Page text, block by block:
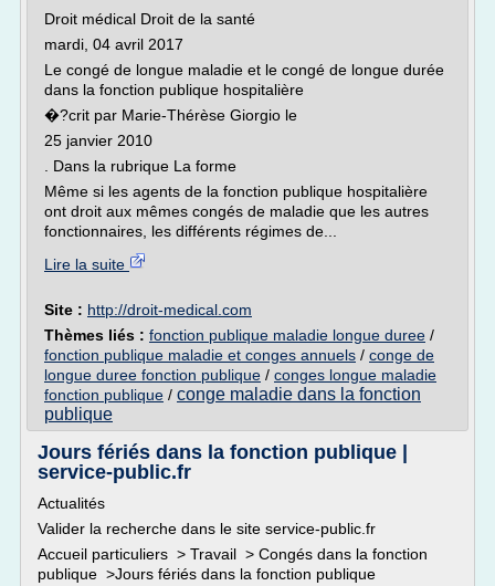
Droit médical Droit de la santé
mardi, 04 avril 2017
Le congé de longue maladie et le congé de longue durée
dans la fonction publique hospitalière
�?crit par Marie-Thérèse Giorgio le
25 janvier 2010
. Dans la rubrique La forme
Même si les agents de la fonction publique hospitalière
ont droit aux mêmes congés de maladie que les autres
fonctionnaires, les différents régimes de...
Lire la suite
Site : http://droit-medical.com
Thèmes liés : fonction publique maladie longue duree /
fonction publique maladie et conges annuels / conge de
longue duree fonction publique / conges longue maladie
fonction publique / conge maladie dans la fonction
publique
Jours fériés dans la fonction publique |
service-public.fr
Actualités
Valider la recherche dans le site service-public.fr
Accueil particuliers > Travail > Congés dans la fonction
publique >Jours fériés dans la fonction publique